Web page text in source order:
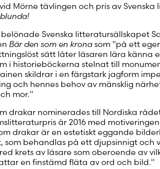
Mörne tävlingen och pris av
belönade Svenska litteratursällskapet
Bär den som en krona som "på ett
sätt låter läsaren lära känna
i historieböckerna stelnat till
skildrar i en färgstark jagform
och hennes behov av mänsklig
mor."
drakar nominerades till Nordiska
år 2016 med
drakar är en estetiskt eggande
som behandlas på ett djupsinnigt och
krets av läsare som oberoende av
en finstämd fläta av ord och bild."